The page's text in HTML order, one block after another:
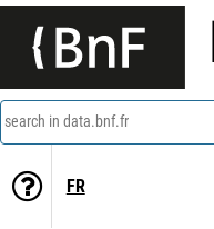
search in data.bnf.fr
FR